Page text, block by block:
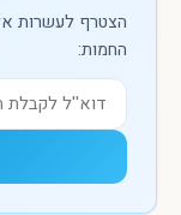
הצטרף לעשרות
החמות: